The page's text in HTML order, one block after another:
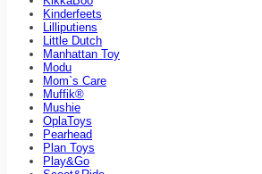
Kinderfeets
Lilliputiens
Little Dutch
Manhattan Toy
Modu
Mom`s Care
Muffik®
Mushie
OplaToys
Pearhead
Plan Toys
Play&Go